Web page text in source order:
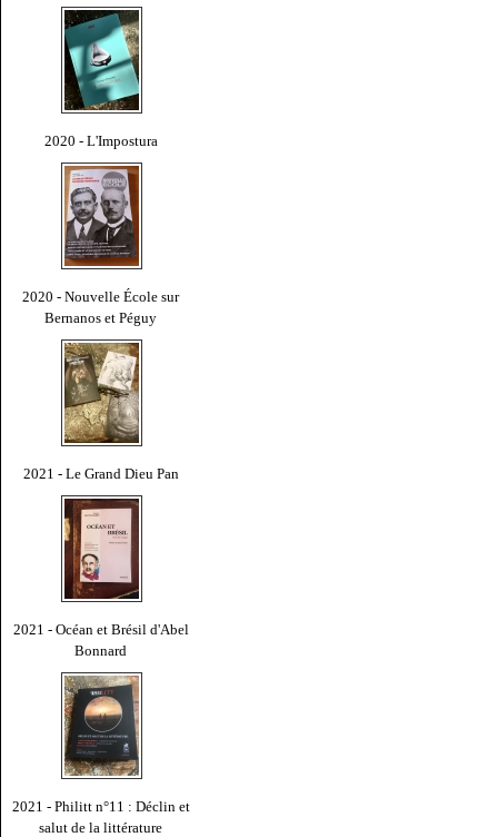
2020 - L'Impostura
2020 - Nouvelle École sur
Bernanos et Péguy
2021 - Le Grand Dieu Pan
2021 - Océan et Brésil d'Abel
Bonnard
2021 - Philitt n°11 : Déclin et
salut de la littérature